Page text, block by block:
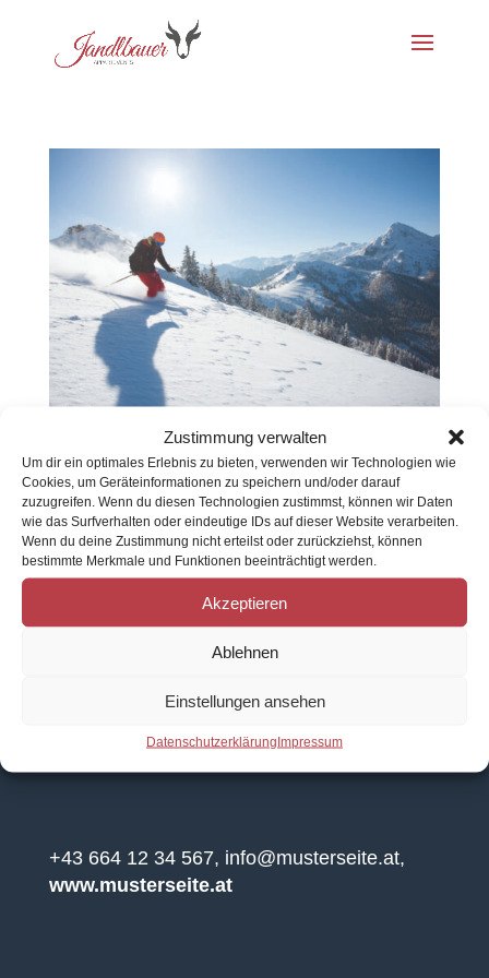
Zustimmung verwalten
Um dir ein optimales Erlebnis zu bieten, verwenden wir Technologien wie
Cookies, um Geräteinformationen zu speichern und/oder darauf
zuzugreifen. Wenn du diesen Technologien zustimmst, können wir Daten
wie das Surfverhalten oder eindeutige IDs auf dieser Website verarbeiten.
Wenn du deine Zustimmung nicht erteilst oder zurückziehst, können
bestimmte Merkmale und Funktionen beeinträchtigt werden.
Akzeptieren
Ablehnen
Einstellungen ansehen
DatenschutzerklärungImpressum
Skifahren
Juni 6, 2024
zurück zur Übersicht Skifahren Weite Pisten,
schnelle und komfortable Seilbahnen, hohe
Schneesicherheit und das alles inmitten der
größten Skiregion Österreichs – Wagrain-
Salzburger Land keine Wünsche offen.
Wagrain-Kleinarl im...
+43 664 12 34 567, info@musterseite.at,
www.musterseite.at